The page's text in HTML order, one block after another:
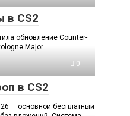
в CS2
обновление Counter-
Major
0
в CS2
— основной бесплатный